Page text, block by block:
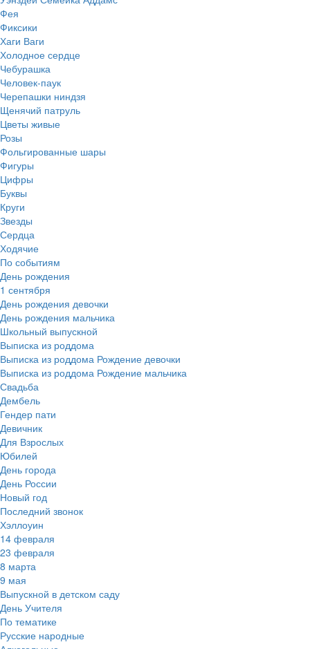
Фея
Фиксики
Хаги Ваги
Холодное сердце
Чебурашка
Человек-паук
Черепашки ниндзя
Щенячий патруль
Цветы живые
Розы
Фольгированные шары
Фигуры
Цифры
Буквы
Круги
Звезды
Сердца
Ходячие
По событиям
День рождения
1 сентября
День рождения девочки
День рождения мальчика
Школьный выпускной
Выписка из роддома
Выписка из роддома Рождение девочки
Выписка из роддома Рождение мальчика
Свадьба
Дембель
Гендер пати
Девичник
Для Взрослых
Юбилей
День города
День России
Новый год
Последний звонок
Хэллоуин
14 февраля
23 февраля
8 марта
9 мая
Выпускной в детском саду
День Учителя
По тематике
Русские народные